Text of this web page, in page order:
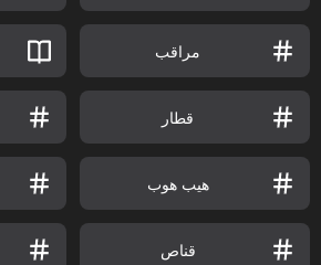
مراقب
قطار
هيب هوب
قناص